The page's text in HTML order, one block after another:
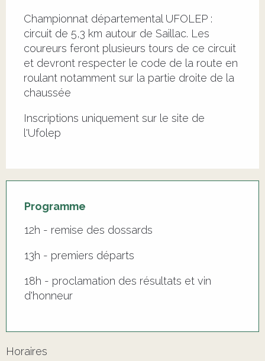
Championnat départemental UFOLEP :
circuit de 5,3 km autour de Saillac. Les
coureurs feront plusieurs tours de ce circuit
et devront respecter le code de la route en
roulant notamment sur la partie droite de la
chaussée
Inscriptions uniquement sur le site de
l'Ufolep
Programme
12h - remise des dossards
13h - premiers départs
18h - proclamation des résultats et vin
d'honneur
Horaires